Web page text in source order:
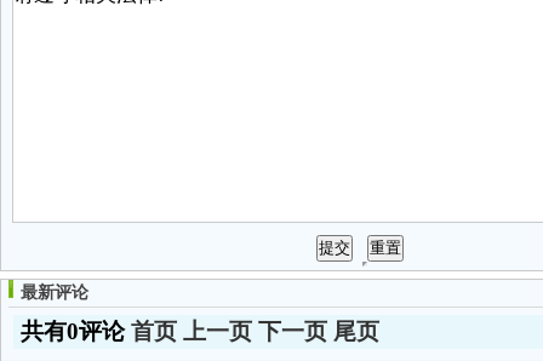
最新评论
共有0评论首页 上一页 下一页 尾页